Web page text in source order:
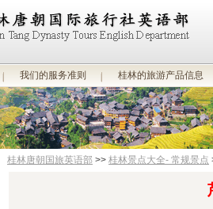
我们的服务准则 桂林的旅游产品信息
桂林唐朝国旅英语部 >> 桂林景点大全- 常规景点